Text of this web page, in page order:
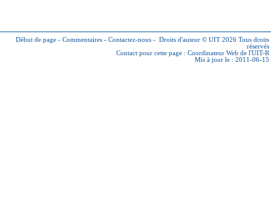
Début de page - Commentaires - Contactez-nous - Droits d'auteur © UIT 2026 Tous droits
réservés
Contact pour cette page : Coordinateur Web de l'UIT-R
Mis à jour le : 2011-06-15